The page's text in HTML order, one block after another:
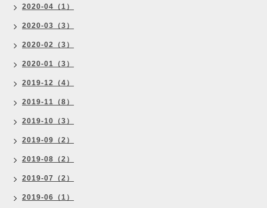
2020-04（1）
2020-03（3）
2020-02（3）
2020-01（3）
2019-12（4）
2019-11（8）
2019-10（3）
2019-09（2）
2019-08（2）
2019-07（2）
2019-06（1）